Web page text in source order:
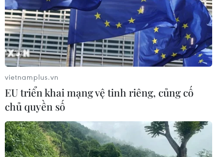
vietnamplus.vn
EU triển khai mạng vệ tinh riêng, củng cố
chủ quyền số